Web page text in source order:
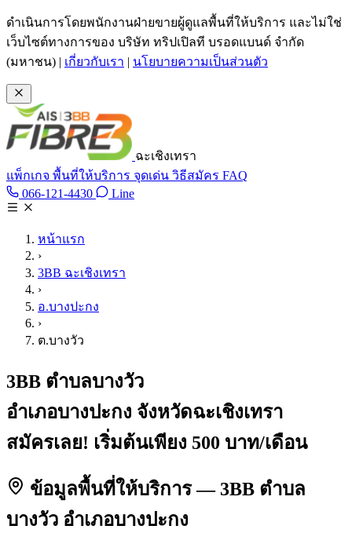
ข้ามไปเนื้อหาหลัก
ดำเนินการโดยพนักงานฝ่ายขายผู้ดูแลพื้นที่ให้บริการ และไม่ใช่
เว็บไซต์ทางการของ บริษัท ทริปเปิลที บรอดแบนด์ จำกัด
(มหาชน) | เกี่ยวกับเรา | นโยบายความเป็นส่วนตัว
ฉะเชิงเทรา
แพ็กเกจ พื้นที่ให้บริการ จุดเด่น วิธีสมัคร FAQ
066-121-4430 โทร 066-121-4430
LineLine @tan3bb
หน้าแรก
›
3BB ฉะเชิงเทรา
›
อ.บางปะกง
›
ต.บางวัว
3BB ตำบลบางวัว
อำเภอบางปะกง จังหวัดฉะเชิงเทรา
สมัครเลย! เริ่มต้นเพียง 500 บาท/เดือน
ข้อมูลพื้นที่ให้บริการ — 3BB ตำบล
บางวัว อำเภอบางปะกง